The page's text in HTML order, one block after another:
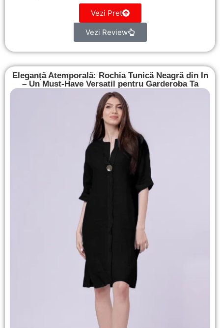
Vezi Pret
Vezi Review
Eleganță Atemporală: Rochia Tunică Neagră din In
– Un Must-Have Versatil pentru Garderoba Ta